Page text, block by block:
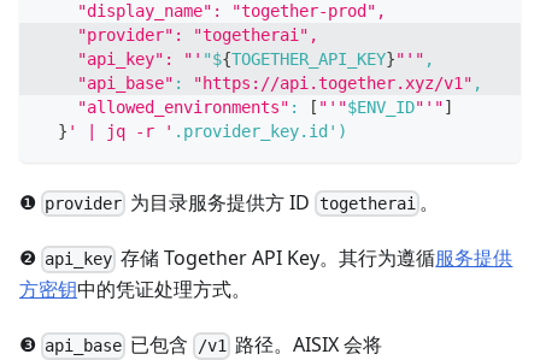
    "display_name": "together-prod",
    "provider": "togetherai",
    "api_key": "'
"${TOGETHER_API_KEY}"'" ,
"api_base" : "https://api.together.xyz/v1" ,
"allowed_environments" : [ "'"$ENV_ID"'"]
} ' | jq -r ' .provider_key.id' )
❶ provider 为目录服务提供方 ID togetherai。
❷ api_key 存储 Together API Key。其行为遵循服务提供
方密钥中的凭证处理方式。
❸ api_base 已包含 /v1路径。AISIX 会将